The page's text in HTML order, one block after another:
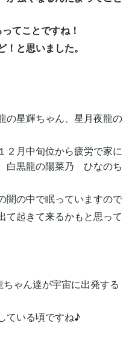
てことですね！
と思いました。
の星輝ちゃん、星月夜龍の
月中旬位から疲労で家に
白黒龍の陽菜乃 ひなのち
闇の中で眠っていますので
て起きて来るかもと思って
ゃん達が宇宙に出発する
ている頃ですね♪